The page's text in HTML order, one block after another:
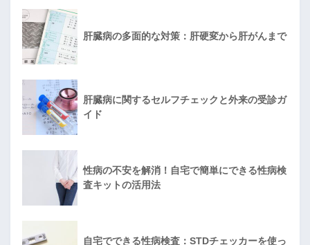
肝臓病の多面的な対策：肝硬変から肝がんまで
肝臓病に関するセルフチェックと外来の受診ガ
イド
性病の不安を解消！自宅で簡単にできる性病検
査キットの活用法
自宅でできる性病検査：STDチェッカーを使っ